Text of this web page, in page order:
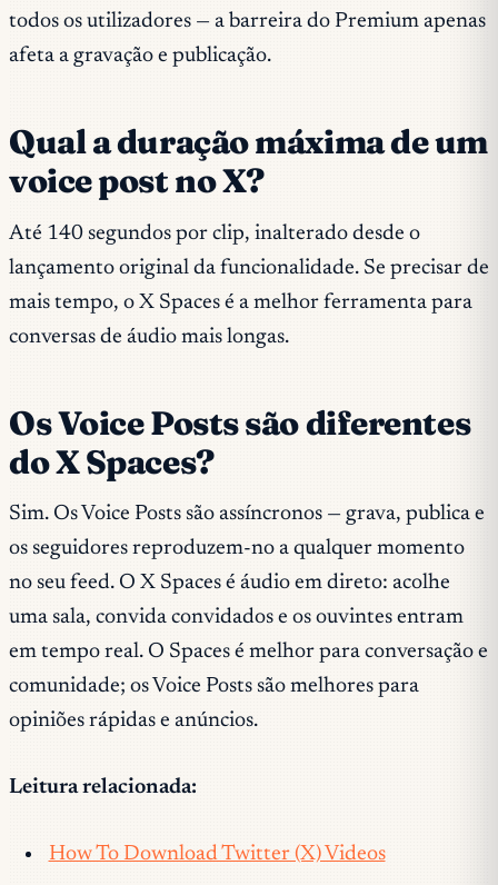
todos os utilizadores — a barreira do Premium apenas
afeta a gravação e publicação.
Qual a duração máxima de um
voice post no X?
Até 140 segundos por clip, inalterado desde o
lançamento original da funcionalidade. Se precisar de
mais tempo, o X Spaces é a melhor ferramenta para
conversas de áudio mais longas.
Os Voice Posts são diferentes
do X Spaces?
Sim. Os Voice Posts são assíncronos — grava, publica e
os seguidores reproduzem-no a qualquer momento
no seu feed. O X Spaces é áudio em direto: acolhe
uma sala, convida convidados e os ouvintes entram
em tempo real. O Spaces é melhor para conversação e
comunidade; os Voice Posts são melhores para
opiniões rápidas e anúncios.
Leitura relacionada:
How To Download Twitter (X) Videos